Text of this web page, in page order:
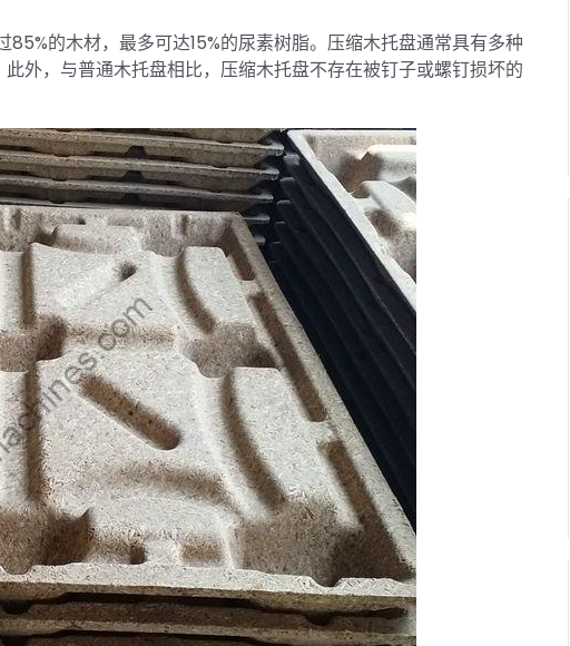
85%的木材，最多可达15%的尿素树脂。压缩木托盘通常具有多种
外，与普通木托盘相比，压缩木托盘不存在被钉子或螺钉损坏的